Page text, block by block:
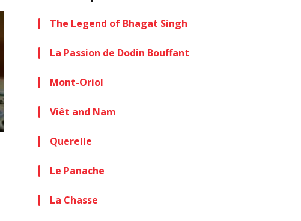
The Legend of Bhagat Singh
La Passion de Dodin Bouffant
Mont-Oriol
Viêt and Nam
Querelle
Le Panache
La Chasse